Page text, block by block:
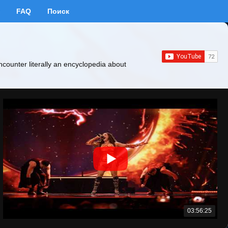
FAQ Поиск
literally an encyclopedia about
03:56:25